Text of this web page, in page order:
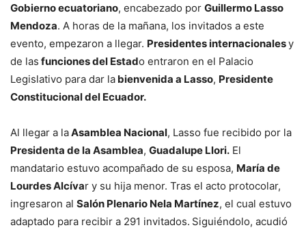
Gobierno ecuatoriano, encabezado por Guillermo Lasso
Mendoza. A horas de la mañana, los invitados a este
evento, empezaron a llegar. Presidentes internacionalesy
de las funciones del Estado entraron en el Palacio
Legislativo para dar la bienvenida a Lasso, Presidente
Constitucional del Ecuador.
Al llegar a laAsamblea Nacional, Lasso fue recibido por la
Presidenta de la Asamblea, Guadalupe Llori. El
mandatario estuvo acompañado de su esposa, María de
Lourdes Alcívar y su hija menor. Tras el acto protocolar,
ingresaron al Salón Plenario Nela Martínez, el cual estuvo
adaptado para recibir a 291 invitados. Siguiéndolo, acudió